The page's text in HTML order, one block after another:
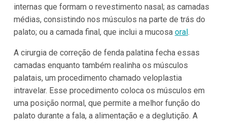
internas que formam o revestimento nasal; as camadas
médias, consistindo nos músculos na parte de trás do
palato; ou a camada final, que inclui a mucosa oral .
A cirurgia de correção de fenda palatina fecha essas
camadas enquanto também realinha os músculos
palatais, um procedimento chamado veloplastia
intravelar. Esse procedimento coloca os músculos em
uma posição normal, que permite a melhor função do
palato durante a fala, a alimentação e a deglutição. A